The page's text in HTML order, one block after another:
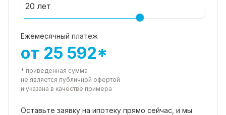
Ежемесячный платеж
от 25 592*
* приведенная сумма
не является публичной офертой
и указана в качестве примера
Оставьте заявку на ипотеку прямо сейчас, и мы